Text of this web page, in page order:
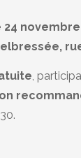
novembre
,